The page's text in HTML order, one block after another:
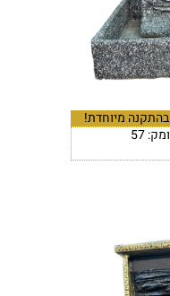
מיוחדת!